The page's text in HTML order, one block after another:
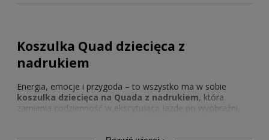
Koszulka Quad dziecięca z
nadrukiem
Energia, emocje i przygoda – to wszystko ma w sobie
koszulka dziecięca na Quada z nadrukiem, która
zamienia codzienność w ekscytującą jazdę po wyobraźni.